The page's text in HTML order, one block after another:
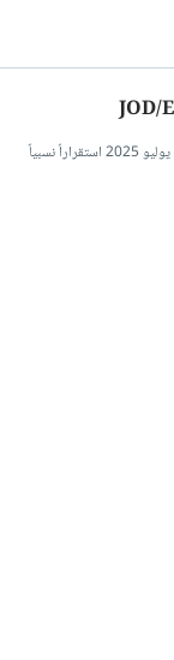
تشهد أسعار صرف الجنيه المصري مقابل الدينار الأردني اليوم الاثنين 14 يوليو 2025 استقراراً نسبياً